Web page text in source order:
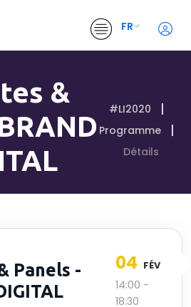
FR
&
#LI2020
Programme
Détails
Panels -
04 FÉV
14:00 -
18:30